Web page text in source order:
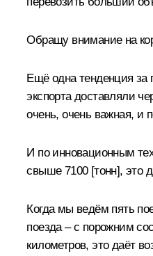
Обращу внимание на
Ещё одна тенденция за
экспорта доставляли
очень, очень важная, и
И по инновационным
свыше 7100 [тонн], это
Когда мы ведём пять
поезда – с порожним
километров, это даёт